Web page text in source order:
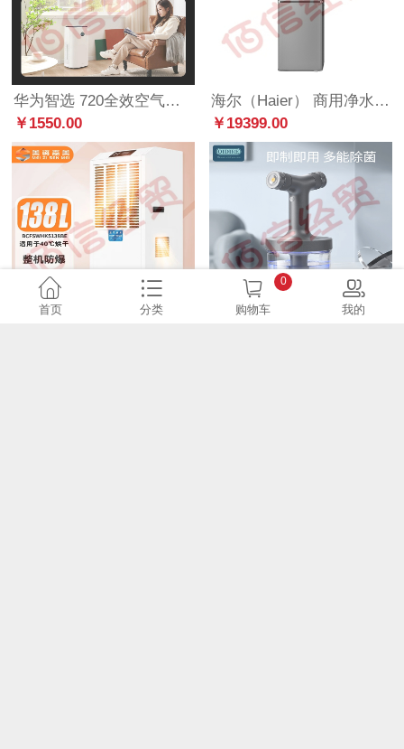
华为智选 720全效空气净化器2 专业除甲醛 长效分解净化 除味除菌除霾 空气消毒 负离子紫外线杀菌除过敏原
￥1550.00
海尔（Haier） 商用净水器 立式饮水机HLZR75A-2L富锶矿泉水直饮RO反渗透加热型商务净饮 【10-30人】富锶矿泉温热双水
￥19399.00
德国 OIDIRE 消毒喷雾器 酒精喷雾器电动喷雾器消毒喷雾抢酒精消毒家用电动喷雾器无线手持杀菌喷枪 消毒喷雾器 ODI-DPW51S 慕尼灰 电解款
首页 分类 购物车
0
我的